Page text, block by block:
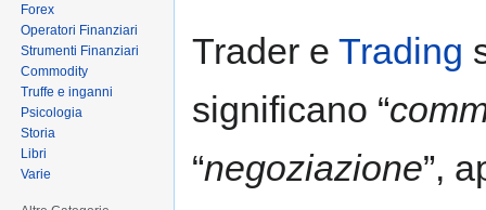
Trader e Trading
significano “
“negoziazione”,
Forex
Operatori Finanziari
Strumenti Finanziari
Commodity
Truffe e inganni
Psicologia
Storia
Libri
Varie